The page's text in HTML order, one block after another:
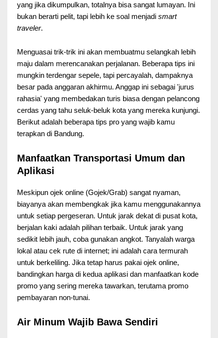
yang jika dikumpulkan, totalnya bisa sangat lumayan. Ini
bukan berarti pelit, tapi lebih ke soal menjadi smart
traveler.
Menguasai trik-trik ini akan membuatmu selangkah lebih
maju dalam merencanakan perjalanan. Beberapa tips ini
mungkin terdengar sepele, tapi percayalah, dampaknya
besar pada anggaran akhirmu. Anggap ini sebagai 'jurus
rahasia' yang membedakan turis biasa dengan pelancong
cerdas yang tahu seluk-beluk kota yang mereka kunjungi.
Berikut adalah beberapa tips pro yang wajib kamu
terapkan di Bandung.
Manfaatkan Transportasi Umum dan
Aplikasi
Meskipun ojek online (Gojek/Grab) sangat nyaman,
biayanya akan membengkak jika kamu menggunakannya
untuk setiap pergeseran. Untuk jarak dekat di pusat kota,
berjalan kaki adalah pilihan terbaik. Untuk jarak yang
sedikit lebih jauh, coba gunakan angkot. Tanyalah warga
lokal atau cek rute di internet; ini adalah cara termurah
untuk berkeliling. Jika tetap harus pakai ojek online,
bandingkan harga di kedua aplikasi dan manfaatkan kode
promo yang sering mereka tawarkan, terutama promo
pembayaran non-tunai.
Air Minum Wajib Bawa Sendiri